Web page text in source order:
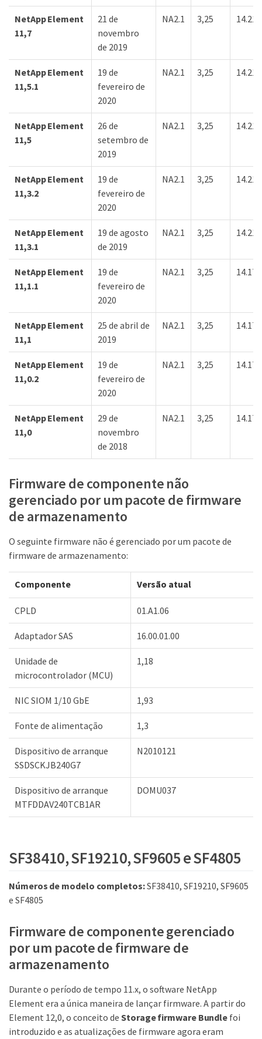
NetApp Element
11,7
21 de
novembro
de 2019
NA2.1 3,25
NetApp Element
11,5.1
19 de
fevereiro de
2020
NA2.1 3,25
NetApp Element
11,5
26 de
setembro de
2019
NA2.1 3,25
NetApp Element
11,3.2
19 de
fevereiro de
2020
NA2.1 3,25
NetApp Element
11,3.1
19 de agosto
de 2019
NA2.1 3,25
NetApp Element
11,1.1
19 de
fevereiro de
2020
NA2.1 3,25
NetApp Element
11,1
25 de abril de
2019
NA2.1 3,25
NetApp Element
11,0.2
19 de
fevereiro de
2020
NA2.1 3,25
NetApp Element
11,0
29 de
novembro
de 2018
NA2.1 3,25
Firmware de componente não
gerenciado por um pacote de firmware
de armazenamento
O seguinte firmware não é gerenciado por um pacote de
firmware de armazenamento:
Componente Versão atual
CPLD 01.A1.06
Adaptador SAS 16.00.01.00
Unidade de
microcontrolador (MCU)
1,18
NIC SIOM 1/10 GbE 1,93
Fonte de alimentação 1,3
Dispositivo de arranque
SSDSCKJB240G7
N2010121
Dispositivo de arranque
MTFDDAV240TCB1AR
DOMU037
SF38410, SF19210, SF9605 e SF4805
Números de modelo completos:SF38410, SF19210, SF9605
e SF4805
Firmware de componente gerenciado
por um pacote de firmware de
armazenamento
Durante o período de tempo 11.x, o software NetApp
Element era a única maneira de lançar firmware. A partir do
Element 12,0, o conceito de Storage firmware Bundle foi
introduzido e as atualizações de firmware agora eram